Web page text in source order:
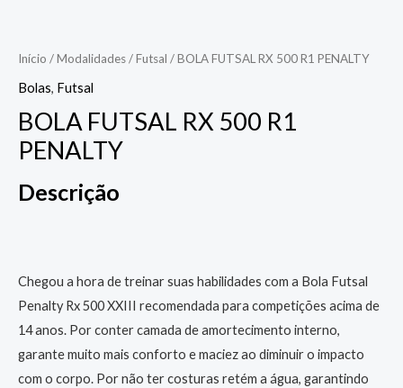
Início /Modalidades/Futsal / BOLA FUTSAL RX 500 R1 PENALTY
Bolas, Futsal
BOLA FUTSAL RX 500 R1
PENALTY
Descrição
Chegou a hora de treinar suas habilidades com a Bola Futsal
Penalty Rx 500 XXIII recomendada para competições acima de
14 anos. Por conter camada de amortecimento interno,
garante muito mais conforto e maciez ao diminuir o impacto
com o corpo. Por não ter costuras retém a água, garantindo